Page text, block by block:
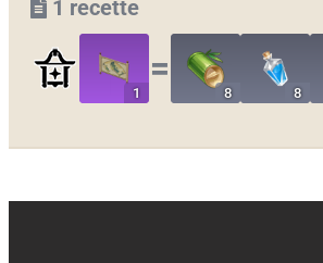
1 recette
1
〓
8 8